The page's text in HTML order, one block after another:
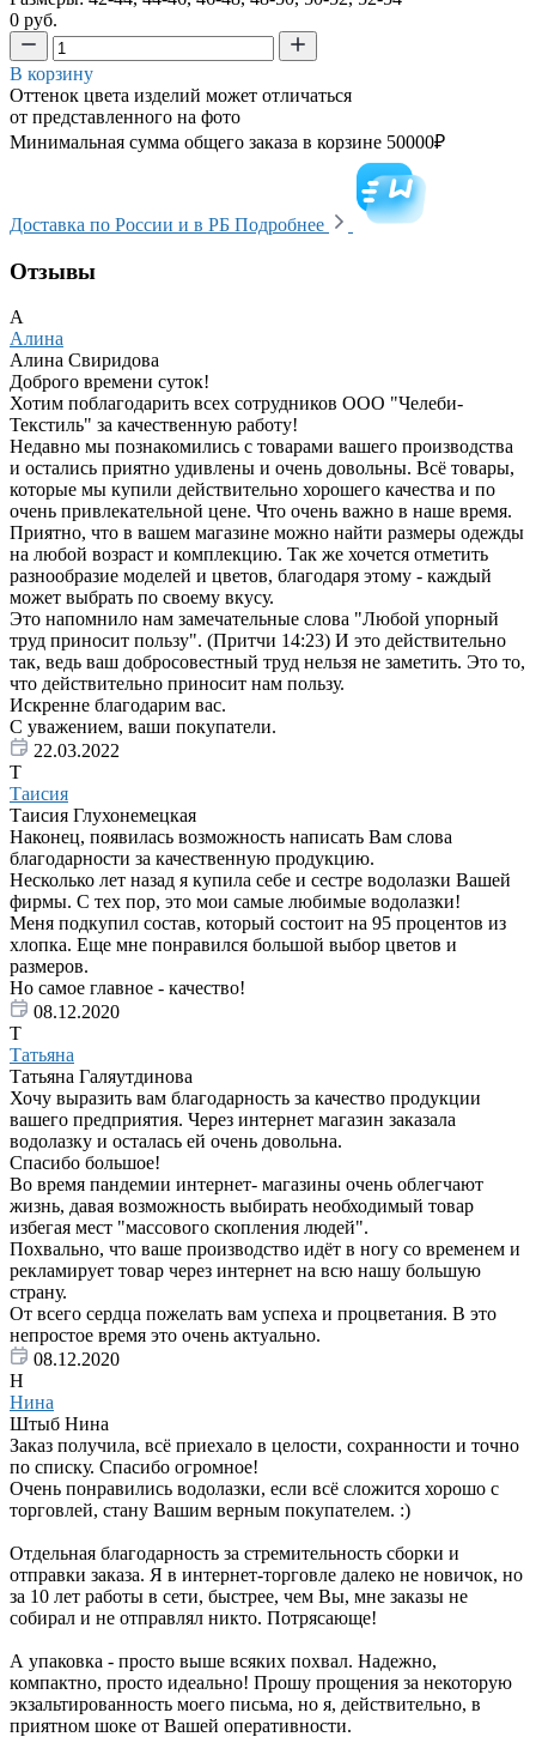
0 руб.
В корзину
Оттенок цвета изделий может отличаться
от представленного на фото
Минимальная сумма общего заказа в корзине 50000₽
Доставка по России и в РБ Подробнее
Отзывы
А
Алина
Алина Свиридова
Доброго времени суток!
Хотим поблагодарить всех сотрудников ООО "Челеби-
Текстиль" за качественную работу!
Недавно мы познакомились с товарами вашего производства
и остались приятно удивлены и очень довольны. Всё товары,
которые мы купили действительно хорошего качества и по
очень привлекательной цене. Что очень важно в наше время.
Приятно, что в вашем магазине можно найти размеры одежды
на любой возраст и комплекцию. Так же хочется отметить
разнообразие моделей и цветов, благодаря этому - каждый
может выбрать по своему вкусу.
Это напомнило нам замечательные слова "Любой упорный
труд приносит пользу". (Притчи 14:23) И это действительно
так, ведь ваш добросовестный труд нельзя не заметить. Это то,
что действительно приносит нам пользу.
Искренне благодарим вас.
С уважением, ваши покупатели.
22.03.2022
Т
Таисия
Таисия Глухонемецкая
Наконец, появилась возможность написать Вам слова
благодарности за качественную продукцию.
Несколько лет назад я купила себе и сестре водолазки Вашей
фирмы. С тех пор, это мои самые любимые водолазки!
Меня подкупил состав, который состоит на 95 процентов из
хлопка. Еще мне понравился большой выбор цветов и
размеров.
Но самое главное - качество!
08.12.2020
Т
Татьяна
Татьяна Галяутдинова
Хочу выразить вам благодарность за качество продукции
вашего предприятия. Через интернет магазин заказала
водолазку и осталась ей очень довольна.
Спасибо большое!
Во время пандемии интернет- магазины очень облегчают
жизнь, давая возможность выбирать необходимый товар
избегая мест "массового скопления людей".
Похвально, что ваше производство идёт в ногу со временем и
рекламирует товар через интернет на всю нашу большую
страну.
От всего сердца пожелать вам успеха и процветания. В это
непростое время это очень актуально.
08.12.2020
Н
Нина
Штыб Нина
Заказ получила, всё приехало в целости, сохранности и точно
по списку. Спасибо огромное!
Очень понравились водолазки, если всё сложится хорошо с
торговлей, стану Вашим верным покупателем. :)
Отдельная благодарность за стремительность сборки и
отправки заказа. Я в интернет-торговле далеко не новичок, но
за 10 лет работы в сети, быстрее, чем Вы, мне заказы не
собирал и не отправлял никто. Потрясающе!
А упаковка - просто выше всяких похвал. Надежно,
компактно, просто идеально! Прошу прощения за некоторую
экзальтированность моего письма, но я, действительно, в
приятном шоке от Вашей оперативности.